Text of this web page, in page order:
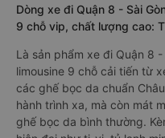
Dòng xe đi Quận 8 - Sài
9 chỗ vip, chất lượng cao:
Là sản phẩm xe đi Quận 8
limousine 9 chỗ cải tiến từ
các ghế bọc da chuẩn
hành trình xa, mà còn mát
ghế bọc da bình thường.